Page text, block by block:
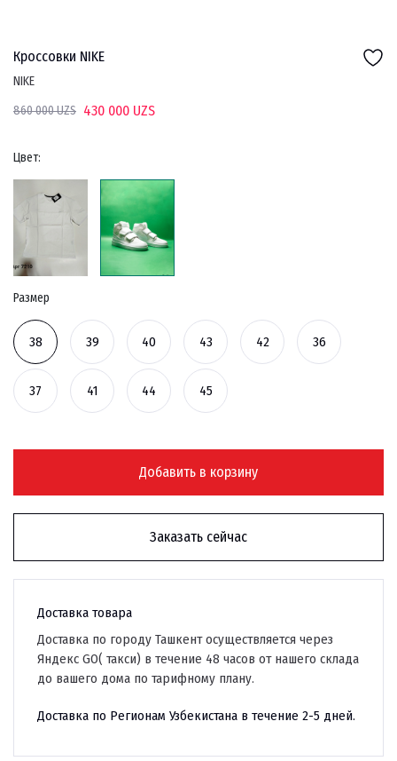
Кроссовки NIKE
NIKE
860 000 UZS 430 000 UZS
Цвет:
Размер
38 39 40 43 42 36
37 41 44 45
Добавить в корзину
Заказать сейчас
Доставка товара
Доставка по городу Ташкент осуществляется через
Яндекс GO( такси) в течение 48 часов от нашего склада
до вашего дома по тарифному плану.
Доставка по Регионам Узбекистана в течение 2-5 дней.